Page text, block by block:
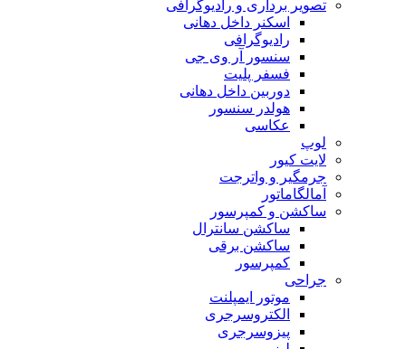
تصویر برداری و رادیوگرافی
اسکنر داخل دهانی
رادیوگرافی
سنسور آر وی جی
فسفر پلیت
دوربین داخل دهانی
هولدر سنسور
عکاسی
لوپ
لایت کیور
جرمگیر و واترجت
آمالگاماتور
ساکشن و کمپرسور
ساکشن سانترال
ساکشن برقی
کمپرسور
جراحی
موتور ایمپلنت
الکتروسرجری
پیزوسرجری